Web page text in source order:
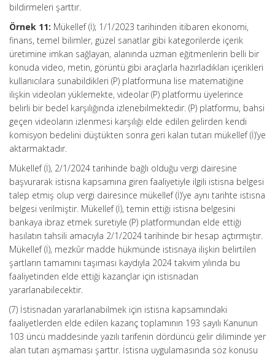
bildirmeleri şarttır.
Örnek 11: Mükellef (İ); 1/1/2023 tarihinden itibaren ekonomi,
finans, temel bilimler, güzel sanatlar gibi kategorilerde içerik
üretimine imkan sağlayan, alanında uzman eğitmenlerin belli bir
konuda video, metin, görüntü gibi araçlarla hazırladıkları içerikleri
kullanıcılara sunabildikleri (P) platformuna lise matematiğine
ilişkin videoları yüklemekte, videolar (P) platformu üyelerince
belirli bir bedel karşılığında izlenebilmektedir. (P) platformu, bahsi
geçen videoların izlenmesi karşılığı elde edilen gelirden kendi
komisyon bedelini düştükten sonra geri kalan tutarı mükellef (İ)’ye
aktarmaktadır.
Mükellef (İ), 2/1/2024 tarihinde bağlı olduğu vergi dairesine
başvurarak istisna kapsamına giren faaliyetiyle ilgili istisna belgesi
talep etmiş olup vergi dairesince mükellef (İ)’ye aynı tarihte istisna
belgesi verilmiştir. Mükellef (İ), temin ettiği istisna belgesini
bankaya ibraz etmek suretiyle (P) platformundan elde ettiği
hasılatın tahsili amacıyla 2/1/2024 tarihinde bir hesap açtırmıştır.
Mükellef (İ), mezkûr madde hükmünde istisnaya ilişkin belirtilen
şartların tamamını taşıması kaydıyla 2024 takvim yılında bu
faaliyetinden elde ettiği kazançlar için istisnadan
yararlanabilecektir.
(7) İstisnadan yararlanabilmek için istisna kapsamındaki
faaliyetlerden elde edilen kazanç toplamının 193 sayılı Kanunun
103 üncü maddesinde yazılı tarifenin dördüncü gelir diliminde yer
alan tutarı aşmaması şarttır. İstisna uygulamasında söz konusu